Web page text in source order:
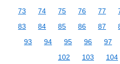
73
74 75 76 77
83
84 85 86 87
93
94 95 96 97
102
103 104